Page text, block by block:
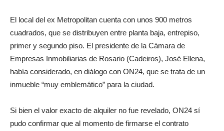
El local del ex Metropolitan cuenta con unos 900 metros
cuadrados, que se distribuyen entre planta baja, entrepiso,
primer y segundo piso. El presidente de la Cámara de
Empresas Inmobiliarias de Rosario (Cadeiros), José Ellena,
había considerado, en diálogo con ON24, que se trata de un
inmueble “muy emblemático” para la ciudad.
Si bien el valor exacto de alquiler no fue revelado, ON24 sí
pudo confirmar que al momento de firmarse el contrato